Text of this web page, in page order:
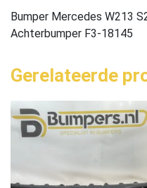
Bumper Mercedes W213
Achterbumper F3-18145
Gerelateerde